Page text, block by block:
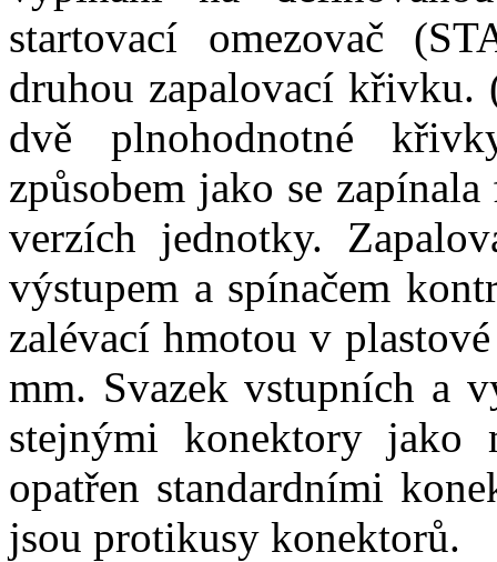
startovací omezovač
druhou zapalovací
dvě plnohodnotné
způsobem jako se
verzích jednotky.
výstupem a spínačem
zalévací hmotou v
mm. Svazek vstupních a
stejnými konektory jako
opatřen standardními
jsou protikusy konektorů.